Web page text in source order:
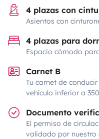
4 plazas con
Asientos con
4 plazas para
Espacio cómodo
Carnet B
Tu carnet de
vehículo inferior a
Documento
El permiso de
validado por nuestro